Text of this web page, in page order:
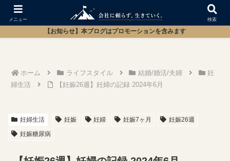
【お知らせ】本ブログはプロモーションを含みます
ホーム ライフスタイル 結婚/婚活/夫婦
妊
婦生活
【妊娠26週】妊婦の記録 2024年6月
妊婦生活 妊娠 妊婦 妊娠7ヶ月
妊娠26週
妊娠糖尿病
メニュー 検索